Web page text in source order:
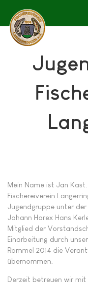
Mein Name ist Jan
Fischereiverein
Jugendgruppe unter
Johann Horex Hans
Mitglied der
Einarbeitung durch
Rommel 2014 die
übernommen.
Derzeit betreuen wir mit